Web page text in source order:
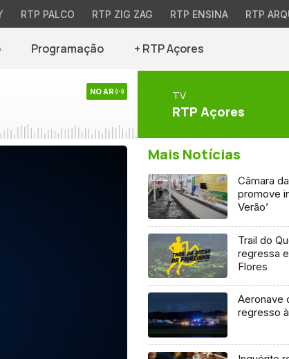
RTP PALCO RTP ZIG ZAG RTP ENSINA RTP
Programação + RTP Açores
NO AR TV
RTP Açores
Mais Notícias
Câmara
promove
Verão’
Trail do
regressa
Flores
Aeronave
regresso